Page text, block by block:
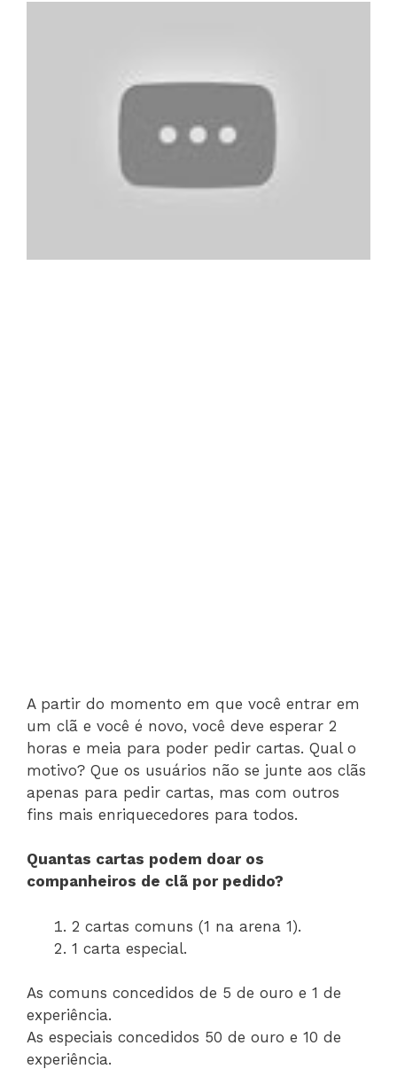
A partir do momento em que você entrar em
um clã e você é novo, você deve esperar 2
horas e meia para poder pedir cartas. Qual o
motivo? Que os usuários não se junte aos clãs
apenas para pedir cartas, mas com outros
fins mais enriquecedores para todos.
Quantas cartas podem doar os
companheiros de clã por pedido?
2 cartas comuns (1 na arena 1).
1 carta especial.
As comuns concedidos de 5 de ouro e 1 de
experiência.
As especiais concedidos 50 de ouro e 10 de
experiência.